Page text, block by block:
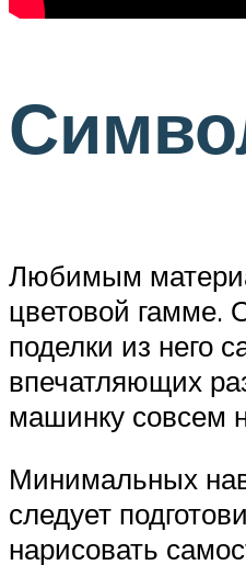
Любимым
цветовой гамме.
поделки из него
впечатляющих
машинку совсем
Минимальных
следует
нарисовать